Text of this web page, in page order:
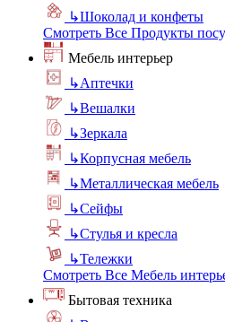
↳Шоколад и конфеты
Смотреть Все Продукты
Мебель интерьер
↳Аптечки
↳Вешалки
↳Зеркала
↳Корпусная мебель
↳Металлическая мебель
↳Сейфы
↳Стулья и кресла
↳Тележки
Смотреть Все Мебель
Бытовая техника